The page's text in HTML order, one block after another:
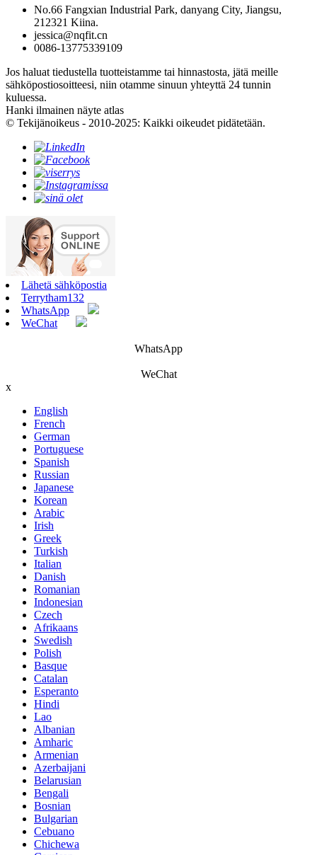
No.66 Fangxian Industrial Park, danyang City, Jiangsu,
212321 Kiina.
jessica@nqfit.cn
0086-13775339109
Jos haluat tiedustella tuotteistamme tai hinnastosta, jätä meille
sähköpostiosoitteesi, niin otamme sinuun yhteyttä 24 tunnin
kuluessa.
Hanki ilmainen näyte atlas
© Tekijänoikeus - 2010-2025: Kaikki oikeudet pidätetään.
Lähetä sähköpostia
Terrytham132
WhatsApp
WeChat
WhatsApp
WeChat
x
English
French
German
Portuguese
Spanish
Russian
Japanese
Korean
Arabic
Irish
Greek
Turkish
Italian
Danish
Romanian
Indonesian
Czech
Afrikaans
Swedish
Polish
Basque
Catalan
Esperanto
Hindi
Lao
Albanian
Amharic
Armenian
Azerbaijani
Belarusian
Bengali
Bosnian
Bulgarian
Cebuano
Chichewa